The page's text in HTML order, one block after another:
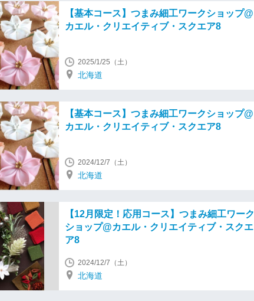
【基本コース】つまみ細工ワークショップ@
カエル・クリエイティブ・スクエア8
2025/1/25（土）
北海道
【基本コース】つまみ細工ワークショップ@
カエル・クリエイティブ・スクエア8
2024/12/7（土）
北海道
【12月限定！応用コース】つまみ細工ワーク
ショップ@カエル・クリエイティブ・スクエ
ア8
2024/12/7（土）
北海道